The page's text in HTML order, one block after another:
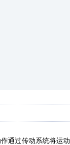
通过传动系统将运